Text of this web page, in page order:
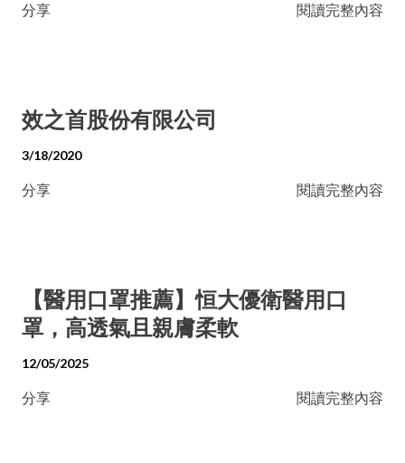
分享 閱讀完整內容
效之首股份有限公司
3/18/2020
分享 閱讀完整內容
【醫用口罩推薦】恒大優衛醫用口
罩，高透氣且親膚柔軟
12/05/2025
分享 閱讀完整內容